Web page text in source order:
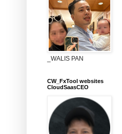
_WALIS PAN
CW_FxTool websites
CloudSaasCEO